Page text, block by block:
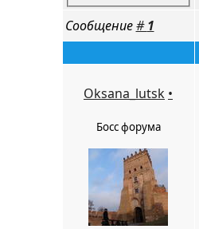
Сообщение#1
Oksana_lutsk •
Босс форума